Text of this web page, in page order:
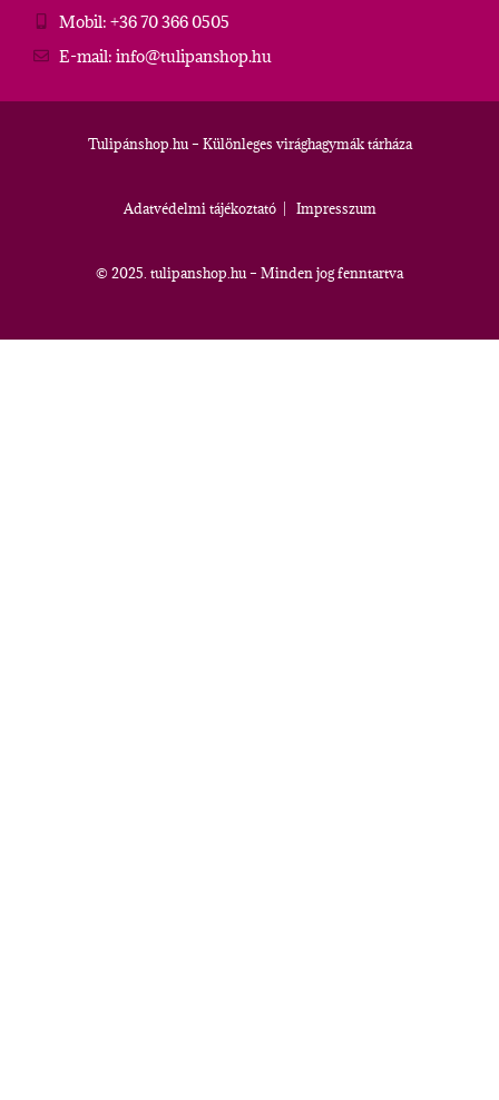
Mobil: +36 70 366 0505
E-mail: info@tulipanshop.hu
Tulipánshop.hu – Különleges virághagymák tárháza
Adatvédelmi tájékoztató| Impresszum
© 2025. tulipanshop.hu – Minden jog fenntartva